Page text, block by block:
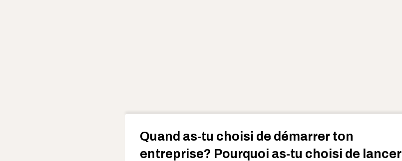
Quand as-tu choisi de démarrer ton
entreprise? Pourquoi as-tu choisi de lancer